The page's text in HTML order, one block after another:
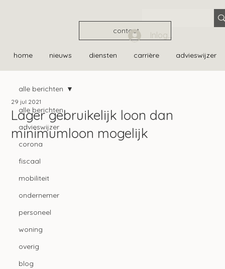
contact
home nieuws diensten carrière advieswijzer
Inloggen
alle berichten
advieswijzer
corona
fiscaal
mobiliteit
ondernemer
personeel
woning
overig
blog
alle berichten
Lager gebruikelijk loon dan
minimumloon mogelijk
29 jul 2021